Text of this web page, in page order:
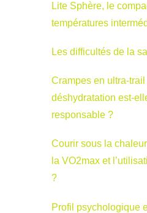
Lite Sphère, le
températures
Les difficultés de la
Crampes en ultra-trail
déshydratation est-
responsable ?
Courir sous la
la VO2max et
?
Profil psychologique